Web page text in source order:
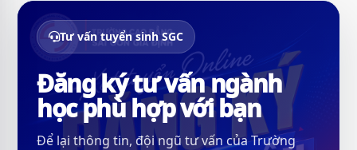
Tư vấn tuyển sinh SGC
Đăng ký tư vấn ngành
học phù hợp với bạn
Để lại thông tin, đội ngũ tư vấn của Trường